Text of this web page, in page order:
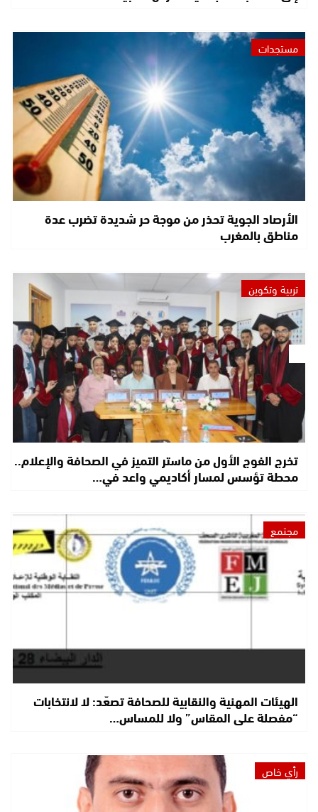
مستجدات
الأرصاد الجوية تحذر من موجة حر شديدة تضرب عدة
مناطق بالمغرب
تربية وتكوين
تخرج الفوج الأول من ماستر التميز في الصحافة والإعلام..
محطة تؤسس لمسار أكاديمي واعد في…
مجتمع
الهيئات المهنية والنقابية للصحافة تصعّد: لا لانتخابات
“مفصلة على المقاس” ولا للمساس…
رأي خاص